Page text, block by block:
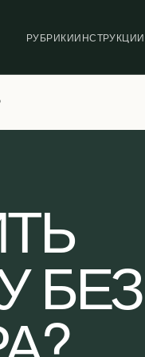
РУБРИКИИНСТРУКЦИИ
БЕЗ